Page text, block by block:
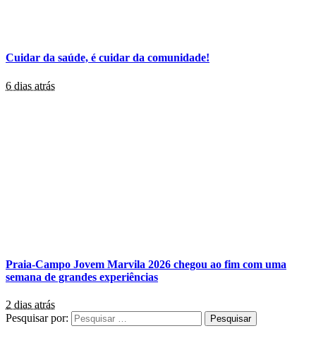
Cuidar da saúde, é cuidar da comunidade!
6 dias atrás
Praia-Campo Jovem Marvila 2026 chegou ao fim com uma
semana de grandes experiências
2 dias atrás
Pesquisar por: